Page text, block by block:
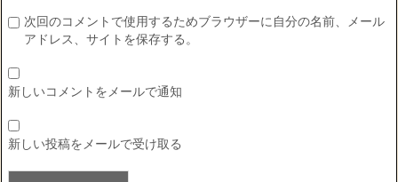
次回のコメントで使用するためブラウザーに自分の名前、メール
アドレス、サイトを保存する。
新しいコメントをメールで通知
新しい投稿をメールで受け取る